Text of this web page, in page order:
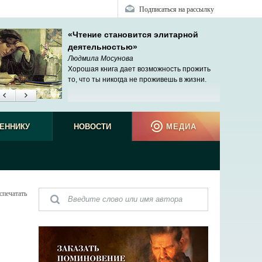
Подписаться на рассылку
«Чтение становится элитарной
деятельностью»
Людмила Мосунова
Хорошая книга дает возможность прожить
то, что ты никогда не проживешь в жизни.
НОВОСТИ МЕДИА